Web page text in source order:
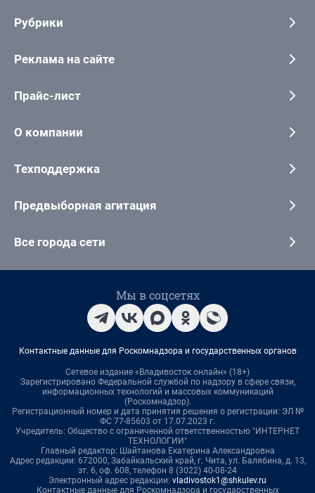
Рубрики
Реклама на сайте
Прайс-лист
О компании
Техподдержка
Предвыборная агитация
Все города сети
Мы в соцсетях
Контактные данные для Роскомнадзора и государственных органов
Сетевое издание «Владивосток онлайн» (18+)
Зарегистрировано Федеральной службой по надзору в сфере связи,
информационных технологий и массовых коммуникаций
(Роскомнадзор).
Регистрационный номер и дата принятия решения о регистрации: ЭЛ №
ФС 77-85603 от 17.07.2023 г.
Учредитель: Общество с ограниченной ответственностью "ИНТЕРНЕТ
ТЕХНОЛОГИИ"
Главный редактор: Шайтанова Екатерина Александровна
Адрес редакции: 672000, Забайкальский край, г. Чита, ул. Балябина, д. 13,
эт. 6, оф. 608, телефон 8 (3022) 40-08-24
Электронный адрес редакции: vladivostok1@shkulev.ru
Контактные данные для Роскомнадзора и государственных